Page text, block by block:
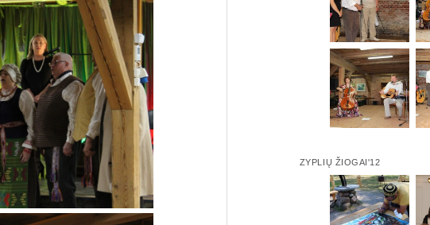
ZYPLIŲ ŽIOGAI'12